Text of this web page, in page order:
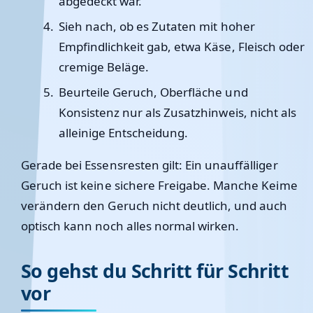
Sieh nach, ob es Zutaten mit hoher
Empfindlichkeit gab, etwa Käse, Fleisch oder
cremige Beläge.
Beurteile Geruch, Oberfläche und
Konsistenz nur als Zusatzhinweis, nicht als
alleinige Entscheidung.
Gerade bei Essensresten gilt: Ein unauffälliger
Geruch ist keine sichere Freigabe. Manche Keime
verändern den Geruch nicht deutlich, und auch
optisch kann noch alles normal wirken.
So gehst du Schritt für Schritt
vor